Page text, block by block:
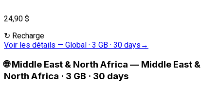
24,90 $
↻ Recharge
Voir les détails — Global · 3 GB · 30 days →
🌐 Middle East & North Africa — Middle East &
North Africa · 3 GB · 30 days